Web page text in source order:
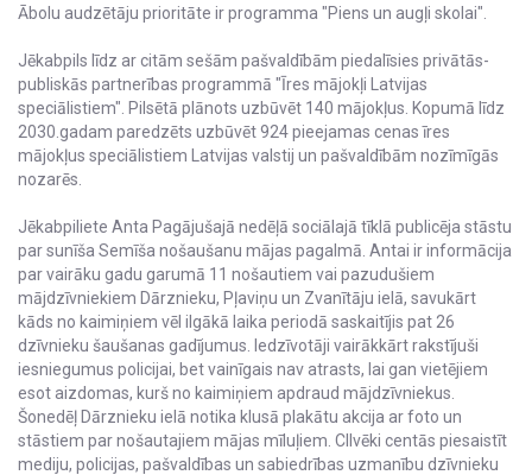
Ābolu audzētāju prioritāte ir programma "Piens un augļi skolai".
Jēkabpils līdz ar citām sešām pašvaldībām piedalīsies privātās-
publiskās partnerības programmā "Īres mājokļi Latvijas
speciālistiem". Pilsētā plānots uzbūvēt 140 mājokļus. Kopumā līdz
2030.gadam paredzēts uzbūvēt 924 pieejamas cenas īres
mājokļus speciālistiem Latvijas valstij un pašvaldībām nozīmīgās
nozarēs.
Jēkabpiliete Anta Pagājušajā nedēļā sociālajā tīklā publicēja stāstu
par sunīša Semīša nošaušanu mājas pagalmā. Antai ir informācija
par vairāku gadu garumā 11 nošautiem vai pazudušiem
mājdzīvniekiem Dārznieku, Pļaviņu un Zvanītāju ielā, savukārt
kāds no kaimiņiem vēl ilgākā laika periodā saskaitījis pat 26
dzīvnieku šaušanas gadījumus. Iedzīvotāji vairākkārt rakstījuši
iesniegumus policijai, bet vainīgais nav atrasts, lai gan vietējiem
esot aizdomas, kurš no kaimiņiem apdraud mājdzīvniekus.
Šonedēļ Dārznieku ielā notika klusā plakātu akcija ar foto un
stāstiem par nošautajiem mājas mīluļiem. CIlvēki centās piesaistīt
mediju, policijas, pašvaldības un sabiedrības uzmanību dzīvnieku